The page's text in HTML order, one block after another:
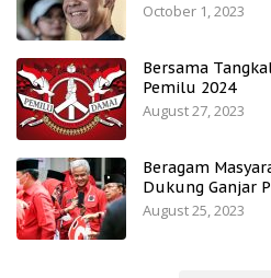
October 1, 2023
Bersama
Pemilu 2024
August 27, 2023
Beragam
Dukung Ganjar
August 25, 2023